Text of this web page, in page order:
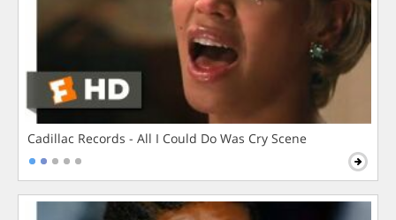
Cadillac Records - All I Could Do Was Cry Scene